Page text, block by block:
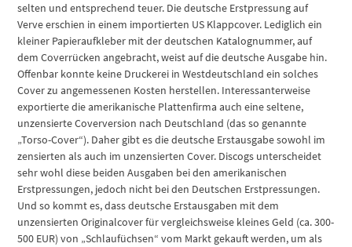
selten und entsprechend teuer. Die deutsche Erstpressung auf
Verve erschien in einem importierten US Klappcover. Lediglich ein
kleiner Papieraufkleber mit der deutschen Katalognummer, auf
dem Coverrücken angebracht, weist auf die deutsche Ausgabe hin.
Offenbar konnte keine Druckerei in Westdeutschland ein solches
Cover zu angemessenen Kosten herstellen. Interessanterweise
exportierte die amerikanische Plattenfirma auch eine seltene,
unzensierte Coverversion nach Deutschland (das so genannte
„Torso-Cover“). Daher gibt es die deutsche Erstausgabe sowohl im
zensierten als auch im unzensierten Cover. Discogs unterscheidet
sehr wohl diese beiden Ausgaben bei den amerikanischen
Erstpressungen, jedoch nicht bei den Deutschen Erstpressungen.
Und so kommt es, dass deutsche Erstausgaben mit dem
unzensierten Originalcover für vergleichsweise kleines Geld (ca. 300-
500 EUR) von „Schlaufüchsen“ vom Markt gekauft werden, um als